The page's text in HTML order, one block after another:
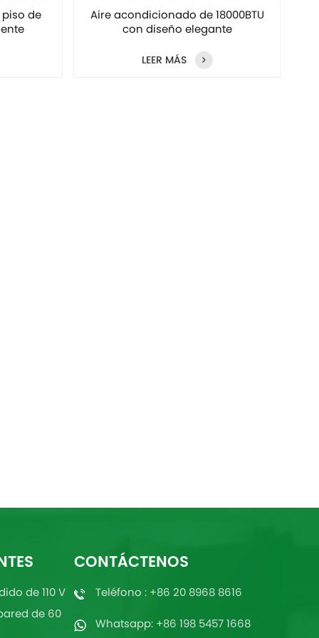
de
Aire acondicionado de 18000BTU
con diseño elegante
LEER MÁS
de 110 V
de 60
CONTÁCTENOS
Teléfono : +86 20 8968 8616
Whatsapp: +86 198 5457 1668